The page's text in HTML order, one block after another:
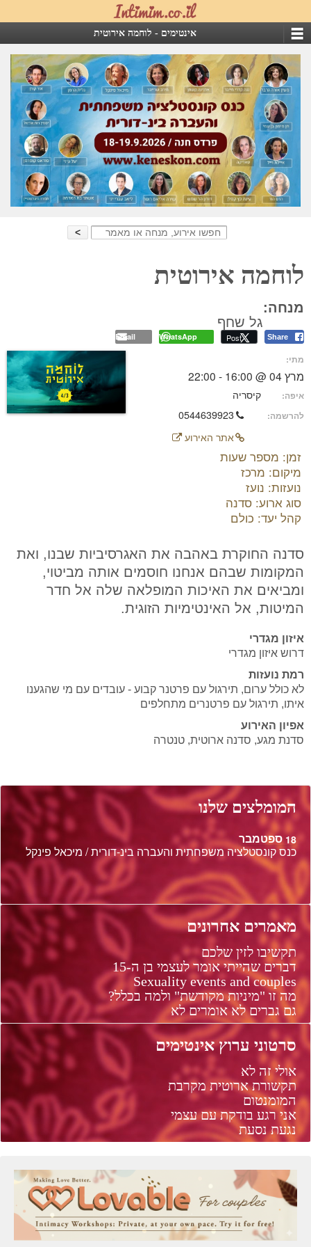
אינטימים - לוחמה אירוטית
Search
לוחמה אירוטית
מנחה:
גל שחף
Share
Post
WhatsApp
Email
מתי:
מרץ 04 @ 16:00 - 22:00
איפה: קיסריה
להרשמה:
0544639923
אתר האירוע
זמן: מספר שעות
מיקום: מרכז
נועזות: נועז
סוג ארוע: סדנה
קהל יעד: כולם
סדנה החוקרת באהבה את האגרסיביות שבנו, ואת
המקומות שבהם אנחנו חוסמים אותה מביטוי,
ומביאים את האיכות המופלאה שלה אל חדר
המיטות, אל האינטימיות הזוגית.
איזון מגדרי
דרוש איזון מגדרי
רמת נועזות
לא כולל ערום, תירגול עם פרטנר קבוע - עובדים עם מי שהגענו
איתו, תירגול עם פרטנרים מתחלפים
אפיון האירוע
סדנת מגע, סדנה ארוטית, טנטרה
המומלצים שלנו
ספטמבר 18
כנס קונסטלציה משפחתית והעברה בינ-דורית / מיכאל פינקל
מאמרים אחרונים
תקשיבו לזין שלכם
דברים שהייתי אומר לעצמי בן ה-15
Sexuality events and couples
מה זו "מיניות מקודשת" ולמה בכלל?
גם גברים לא אומרים לא
סרטוני ערוץ אינטימים
אולי זה לא
תקשורת ארוטית מקרבת
המומנטום
אני רגע בודקת עם עצמי
נגעת נסעת